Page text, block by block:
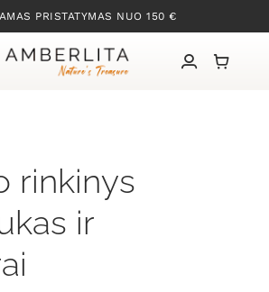
PRISTATYMAS NUO 150 €
Mūsų kolekcijos
Apie Gintarą
Mūsų istorija
rinkinys
ir